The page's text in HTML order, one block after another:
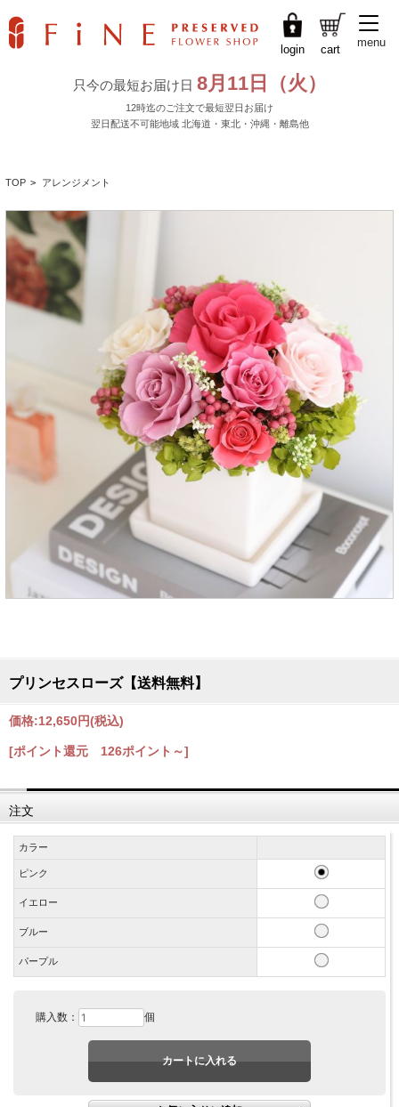
login cart
menu
TOP > アレンジメント
プリンセスローズ【送料無料】
価格:12,650円(税込)
[ポイント還元 126ポイント～]
注文
カラー
ピンク
イエロー
ブルー
パープル
購入数： 個